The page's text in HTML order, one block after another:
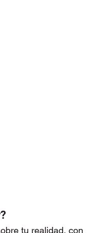
tu realidad, con